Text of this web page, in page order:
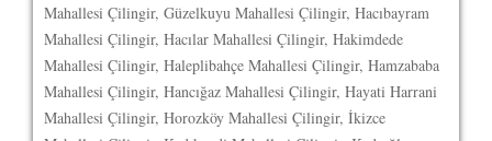
Mahallesi Çilingir, Güzelkuyu Mahallesi Çilingir, Hacıbayram
Mahallesi Çilingir, Hacılar Mahallesi Çilingir, Hakimdede
Mahallesi Çilingir, Haleplibahçe Mahallesi Çilingir, Hamzababa
Mahallesi Çilingir, Hancığaz Mahallesi Çilingir, Hayati Harrani
Mahallesi Çilingir, Horozköy Mahallesi Çilingir, İkizce